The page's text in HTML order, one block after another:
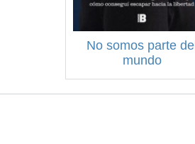
No somos parte del
mundo